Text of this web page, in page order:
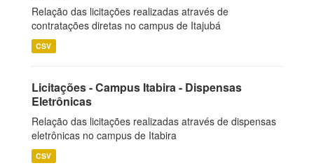
Relação das licitações realizadas através de
contratações diretas no campus de Itajubá
CSV
Licitações - Campus Itabira - Dispensas
Eletrônicas
Relação das licitações realizadas através de dispensas
eletrônicas no campus de Itabira
CSV